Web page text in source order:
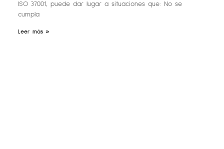
ISO 37001, puede dar lugar a situaciones que: No se
cumpla
Leer más »